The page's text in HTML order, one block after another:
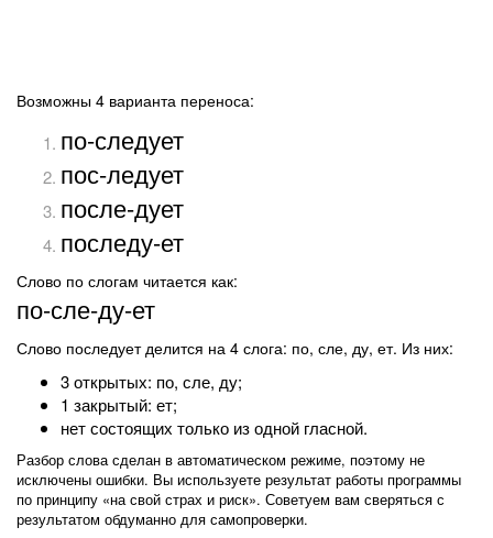
Возможны 4 варианта переноса:
по-следует
пос-ледует
после-дует
последу-ет
Слово по слогам читается как:
по-сле-ду-ет
Слово последует делится на 4 слога: по, сле, ду, ет. Из них:
3 открытых: по, сле, ду;
1 закрытый: ет;
нет состоящих только из одной гласной.
Разбор слова сделан в автоматическом режиме, поэтому не
исключены ошибки. Вы используете результат работы программы
по принципу «на свой страх и риск». Советуем вам сверяться с
результатом обдуманно для самопроверки.